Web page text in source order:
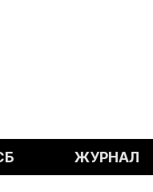
ЖУРНАЛ